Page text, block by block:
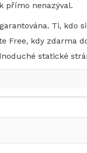
přímo nenazýval.
Ti, kdo
Free, kdy zdarma
statické